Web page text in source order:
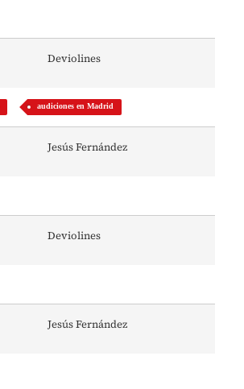
Deviolines
audiciones en Madrid
Jesús Fernández
Deviolines
Jesús Fernández